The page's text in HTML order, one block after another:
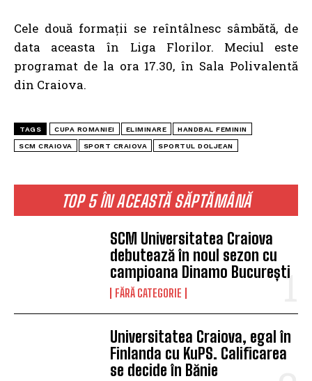
TOP 5 ÎN ACEASTĂ SĂPTĂMÂNĂ
SCM Universitatea Craiova
debutează în noul sezon cu
campioana Dinamo București
FĂRĂ CATEGORIE
Universitatea Craiova, egal în
Finlanda cu KuPS. Calificarea
se decide în Bănie
Cele două formații se reîntâlnesc sâmbătă, de
data aceasta în Liga Florilor. Meciul este
programat de la ora 17.30, în Sala Polivalentă
din Craiova.
TAGS CUPA ROMANIEI ELIMINARE HANDBAL FEMININ
SCM CRAIOVA SPORT CRAIOVA SPORTUL DOLJEAN